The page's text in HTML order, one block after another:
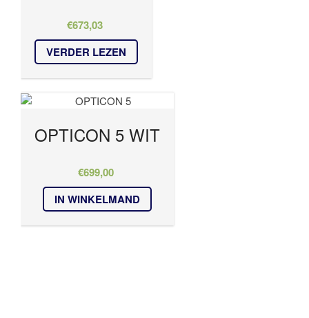
€673,03
VERDER LEZEN
OPTICON 5 WIT
€699,00
IN WINKELMAND